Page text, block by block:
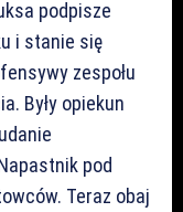
podpisze
i stanie się
zespołu
Były opiekun
pod
Teraz obaj